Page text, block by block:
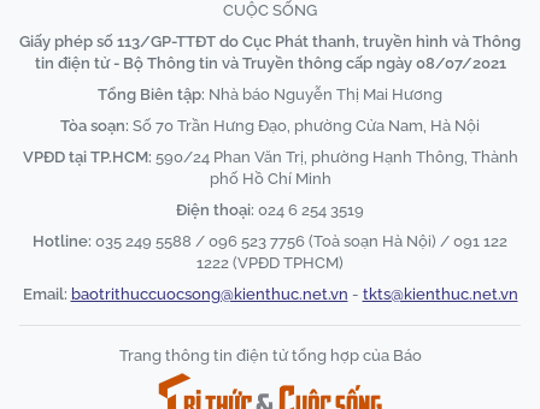
CUỘC SỐNG
Giấy phép số 113/GP-TTĐT do Cục Phát thanh, truyền hình và Thông
tin điện tử - Bộ Thông tin và Truyền thông cấp ngày 08/07/2021
Tổng Biên tập: Nhà báo Nguyễn Thị Mai Hương
Tòa soạn: Số 70 Trần Hưng Đạo, phường Cửa Nam, Hà Nội
VPĐD tại TP.HCM: 590/24 Phan Văn Trị, phường Hạnh Thông, Thành
phố Hồ Chí Minh
Điện thoại: 024 6 254 3519
Hotline: 035 249 5588 / 096 523 7756 (Toà soạn Hà Nội) / 091 122
1222 (VPĐD TPHCM)
Email: baotrithuccuocsong@kienthuc.net.vn - tkts@kienthuc.net.vn
Trang thông tin điện tử tổng hợp của Báo